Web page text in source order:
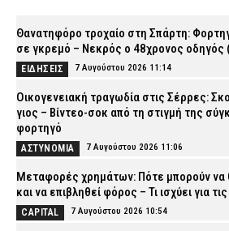
Θανατηφόρο τροχαίο στη Σπάρτη:
σε γκρεμό – Νεκρός ο 48χρονος οδηγός
ΕΙΔΗΣΕΙΣ 7 Αυγούστου 2026 11:14
Οικογενειακή τραγωδία στις Σέρρες:
γιος – Βίντεο-σοκ από τη στιγμή της
φορτηγό
ΑΣΤΥΝΟΜΙΑ 7 Αυγούστου 2026 11:06
Μεταφορές χρημάτων: Πότε μπορούν
και να επιβληθεί φόρος – Τι ισχύει για
CAPITAL 7 Αυγούστου 2026 10:54